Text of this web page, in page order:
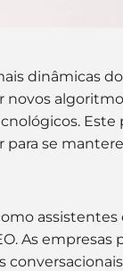
dinâmicas
novos
Este
para se
assistentes
As empresas